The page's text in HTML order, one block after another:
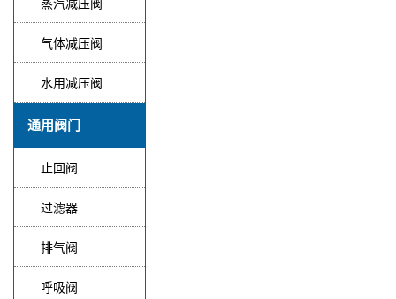
气体减压阀
水用减压阀
通用阀门
止回阀
过滤器
排气阀
呼吸阀